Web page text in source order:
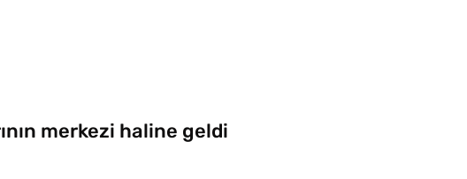
merkezi haline geldi